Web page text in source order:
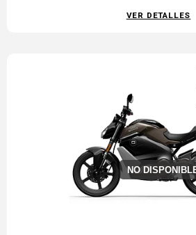
VER DETALLES
NO